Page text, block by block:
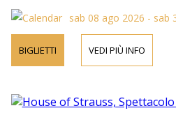
sab 08 ago 2026 - sab
BIGLIETTI VEDI PIÙ INFO